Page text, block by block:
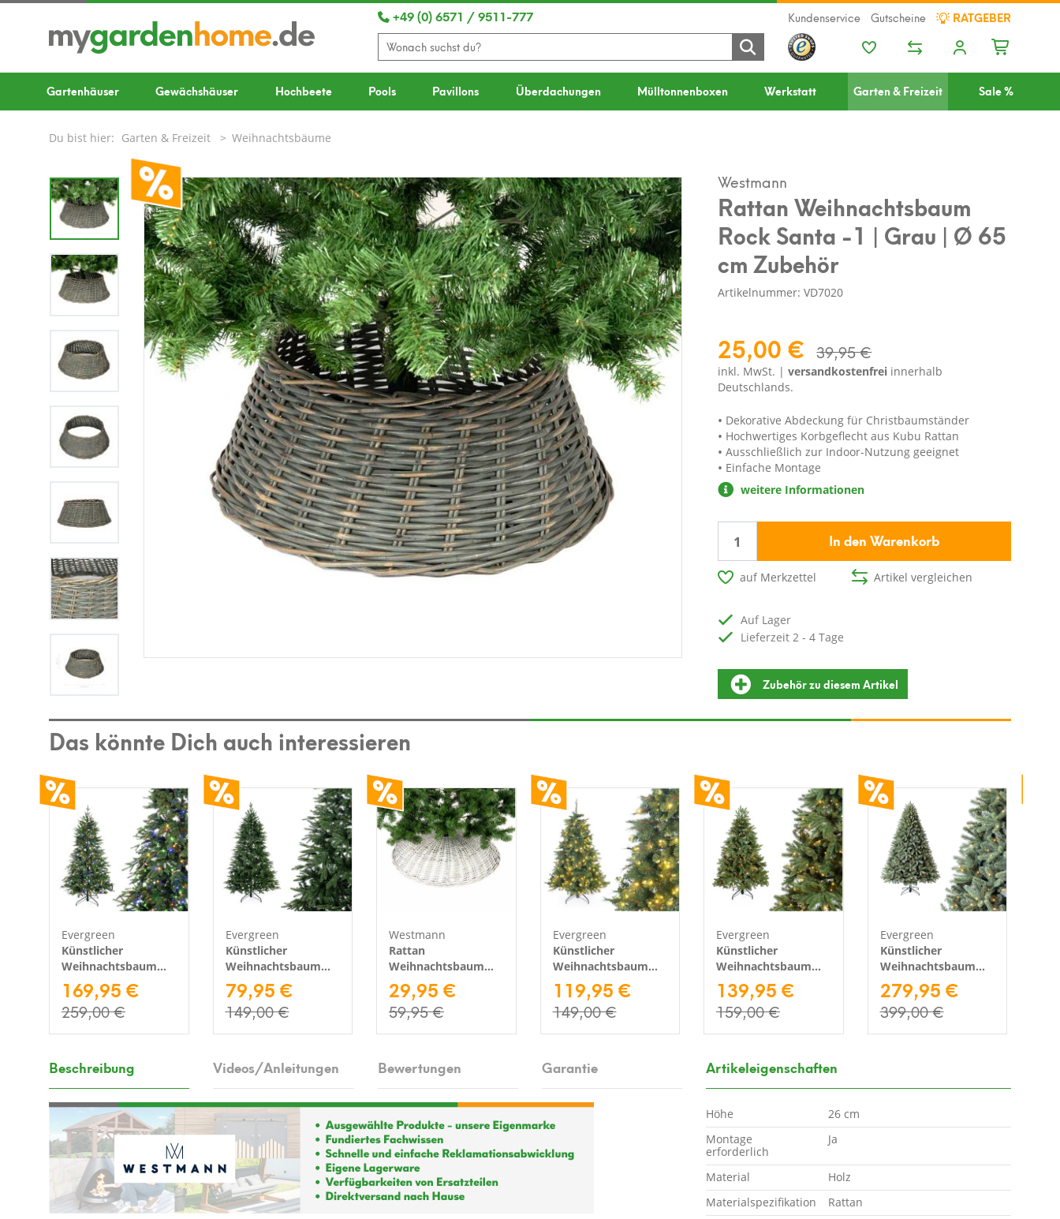
+49 (0) 6571 / 9511-777 Kundenservice Gutscheine RATGEBER
Gartenhäuser Gewächshäuser Hochbeete Pools Pavillons Überdachungen Mülltonnenboxen Werkstatt Garten & Freizeit Sale %
Du bist hier: Garten & Freizeit Weihnachtsbäume
Westmann
Rattan Weihnachtsbaum
Rock Santa -1 | Grau | Ø 65
cm Zubehör
Artikelnummer: VD7020
25,00 € 39,95 €
inkl. MwSt. |versandkostenfrei innerhalb
Deutschlands.
Dekorative Abdeckung für Christbaumständer
Hochwertiges Korbgeflecht aus Kubu Rattan
Ausschließlich zur Indoor-Nutzung geeignet
Einfache Montage
weitere Informationen
In den Warenkorb
auf Merkzettel Artikel vergleichen
auf Lager
Lieferzeit 2 - 4 Tage
Zubehör zu diesem Artikel
Das könnte Dich auch interessieren
Evergreen
Künstlicher
Weihnachtsbaum
Sherwood Fichte |
Inkl. LEDs | Grün |
180 cm
169,95 €
259,00 €
Evergreen
Künstlicher
Weihnachtsbaum
Sherwood Fichte |
Grün | 180 cm
79,95 €
149,00 €
Westmann
Rattan
Weihnachtsbaum
Rock Santa-4 |
Hellgrau | Ø 87 cm
29,95 €
59,95 €
Evergreen
Künstlicher
Weihnachtsbaum
Mesa Fichte | inkl.
LEDs | Grün | 180
cm
119,95 €
149,00 €
Evergreen
Künstlicher
Weihnachtsbaum
Roswell Kiefer | Inkl.
LEDs | Grün | 150
cm
139,95 €
159,00 €
Evergreen
Künstlicher
Weihnachtsbaum
Vermont Fichte |
Inkl. LEDs | Grün |
240 cm
279,95 €
399,00 €
Beschreibung Videos/Anleitungen Bewertungen Garantie Artikeleigenschaften
Höhe
26 cm
Montage
erforderlich
Ja
Material
Holz
Materialspezifikation
Rattan